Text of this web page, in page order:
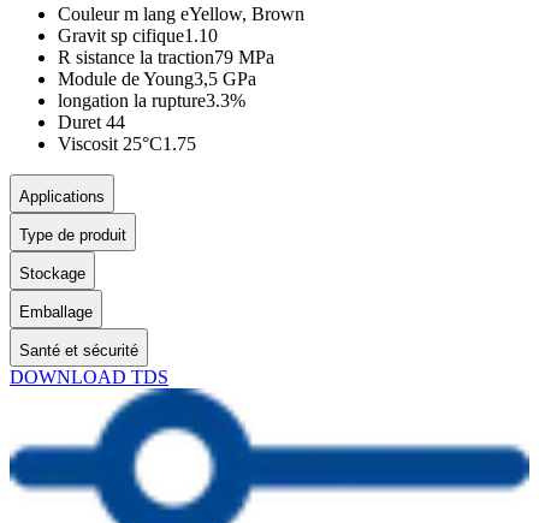
Couleur m lang eYellow, Brown
Gravit sp cifique1.10
R sistance la traction79 MPa
Module de Young3,5 GPa
longation la rupture3.3%
Duret 44
Viscosit 25°C1.75
Applications
Type de produit
Stockage
Emballage
Santé et sécurité
DOWNLOAD TDS